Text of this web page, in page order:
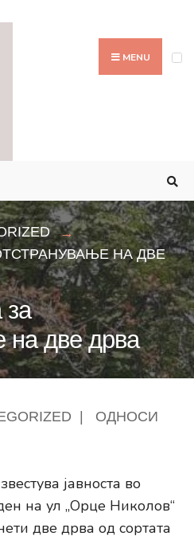
MENU
НА ДВЕ
на две дрва
ОДНОСИ
јавноста во
на ул „Орце Николов“
две дрва од сортата